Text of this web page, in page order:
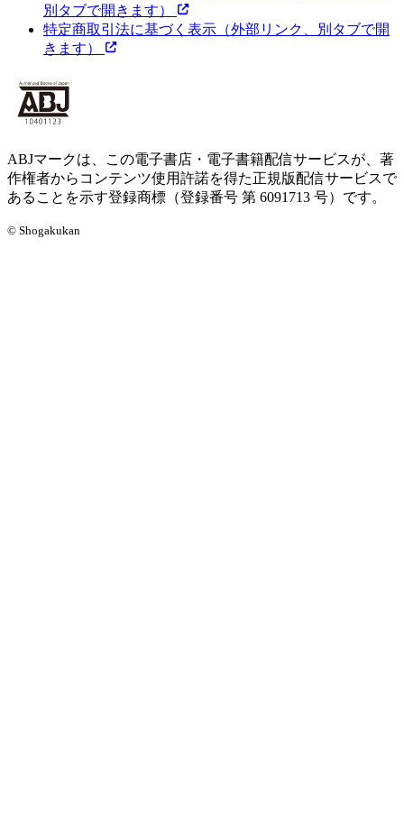
別タブで開きます）
特定商取引法に基づく表示 （外部リンク、別タブで開
きます）
ABJマークは、この電子書店・電子書籍配信サービスが、著
作権者からコンテンツ使用許諾を得た正規版配信サービスで
あることを示す登録商標（登録番号 第 6091713 号）です。
© Shogakukan